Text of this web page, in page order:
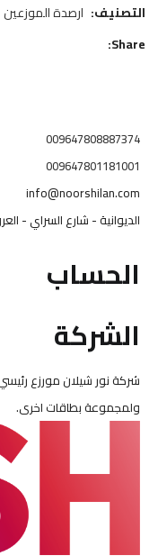
التصنيف: ارصدة الموزعين
Share:
009647808887374
009647801181001
info@noorshilan.com
الديوانية - شارع السراي -
الحساب
الشركة
شركة نور شيلان مورزع
ولمجموعة بطاقات اخرى.